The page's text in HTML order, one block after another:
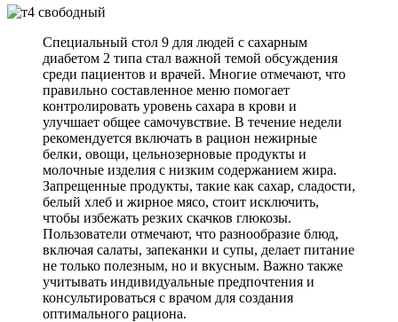
Специальный стол 9 для людей с сахарным
диабетом 2 типа стал важной темой обсуждения
среди пациентов и врачей. Многие отмечают, что
правильно составленное меню помогает
контролировать уровень сахара в крови и
улучшает общее самочувствие. В течение недели
рекомендуется включать в рацион нежирные
белки, овощи, цельнозерновые продукты и
молочные изделия с низким содержанием жира.
Запрещенные продукты, такие как сахар, сладости,
белый хлеб и жирное мясо, стоит исключить,
чтобы избежать резких скачков глюкозы.
Пользователи отмечают, что разнообразие блюд,
включая салаты, запеканки и супы, делает питание
не только полезным, но и вкусным. Важно также
учитывать индивидуальные предпочтения и
консультироваться с врачом для создания
оптимального рациона.